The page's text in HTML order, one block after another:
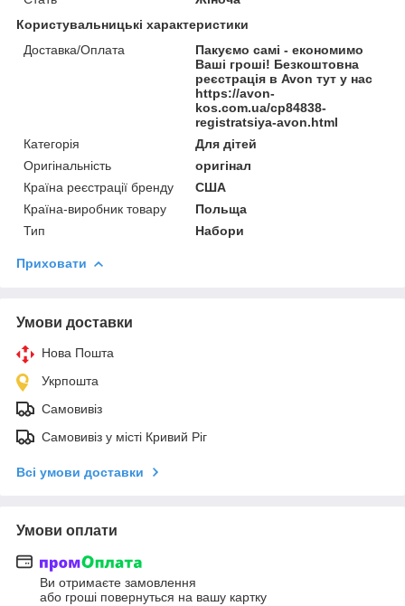
Користувальницькі характеристики
Доставка/Оплата
Пакуємо самі - економимо
Ваші гроші! Безкоштовна
реєстрація в Avon тут у нас
https://avon-
kos.com.ua/cp84838-
registratsiya-avon.html
Категорія
Для дітей
Оригінальність
оригінал
Країна реєстрації бренду
США
Країна-виробник товару
Польща
Тип
Набори
Приховати
Умови доставки
Нова Пошта
Укрпошта
Самовивіз
Самовивіз у місті Кривий Ріг
Всі умови доставки
Умови оплати
Ви отримаєте замовлення
або гроші повернуться на вашу картку